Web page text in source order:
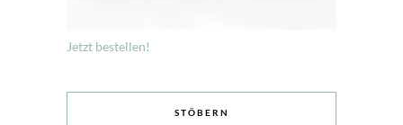
Jetzt bestellen!
STÖBERN